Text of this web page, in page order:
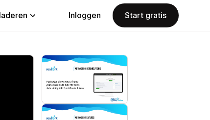
Inloggen Start gratis